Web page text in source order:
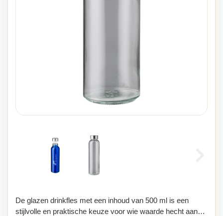
De glazen drinkfles met een inhoud van 500 ml is een
stijlvolle en praktische keuze voor wie waarde hecht aan